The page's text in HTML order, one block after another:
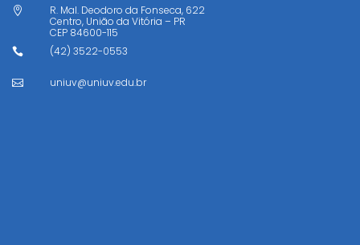

R. Mal. Deodoro da Fonseca, 622
Centro, União da Vitória – PR
CEP 84600-115
 (42) 3522-0553
 uniuv@uniuv.edu.br